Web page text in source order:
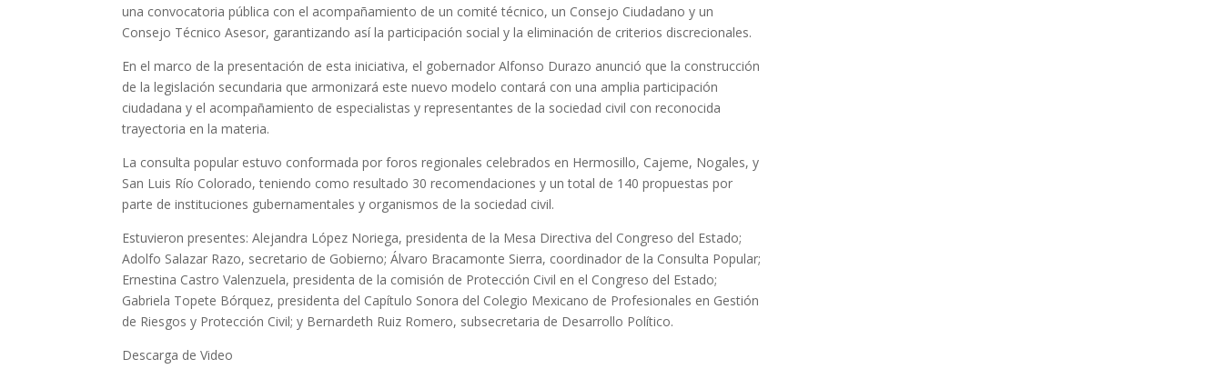
una convocatoria pública con el acompañamiento de un comité técnico, un Consejo Ciudadano y un
Consejo Técnico Asesor, garantizando así la participación social y la eliminación de criterios discrecionales.
En el marco de la presentación de esta iniciativa, el gobernador Alfonso Durazo anunció que la construcción
de la legislación secundaria que armonizará este nuevo modelo contará con una amplia participación
ciudadana y el acompañamiento de especialistas y representantes de la sociedad civil con reconocida
trayectoria en la materia.
La consulta popular estuvo conformada por foros regionales celebrados en Hermosillo, Cajeme, Nogales, y
San Luis Río Colorado, teniendo como resultado 30 recomendaciones y un total de 140 propuestas por
parte de instituciones gubernamentales y organismos de la sociedad civil.
Estuvieron presentes: Alejandra López Noriega, presidenta de la Mesa Directiva del Congreso del Estado;
Adolfo Salazar Razo, secretario de Gobierno; Álvaro Bracamonte Sierra, coordinador de la Consulta Popular;
Ernestina Castro Valenzuela, presidenta de la comisión de Protección Civil en el Congreso del Estado;
Gabriela Topete Bórquez, presidenta del Capítulo Sonora del Colegio Mexicano de Profesionales en Gestión
de Riesgos y Protección Civil; y Bernardeth Ruiz Romero, subsecretaria de Desarrollo Político.
Descarga de Video